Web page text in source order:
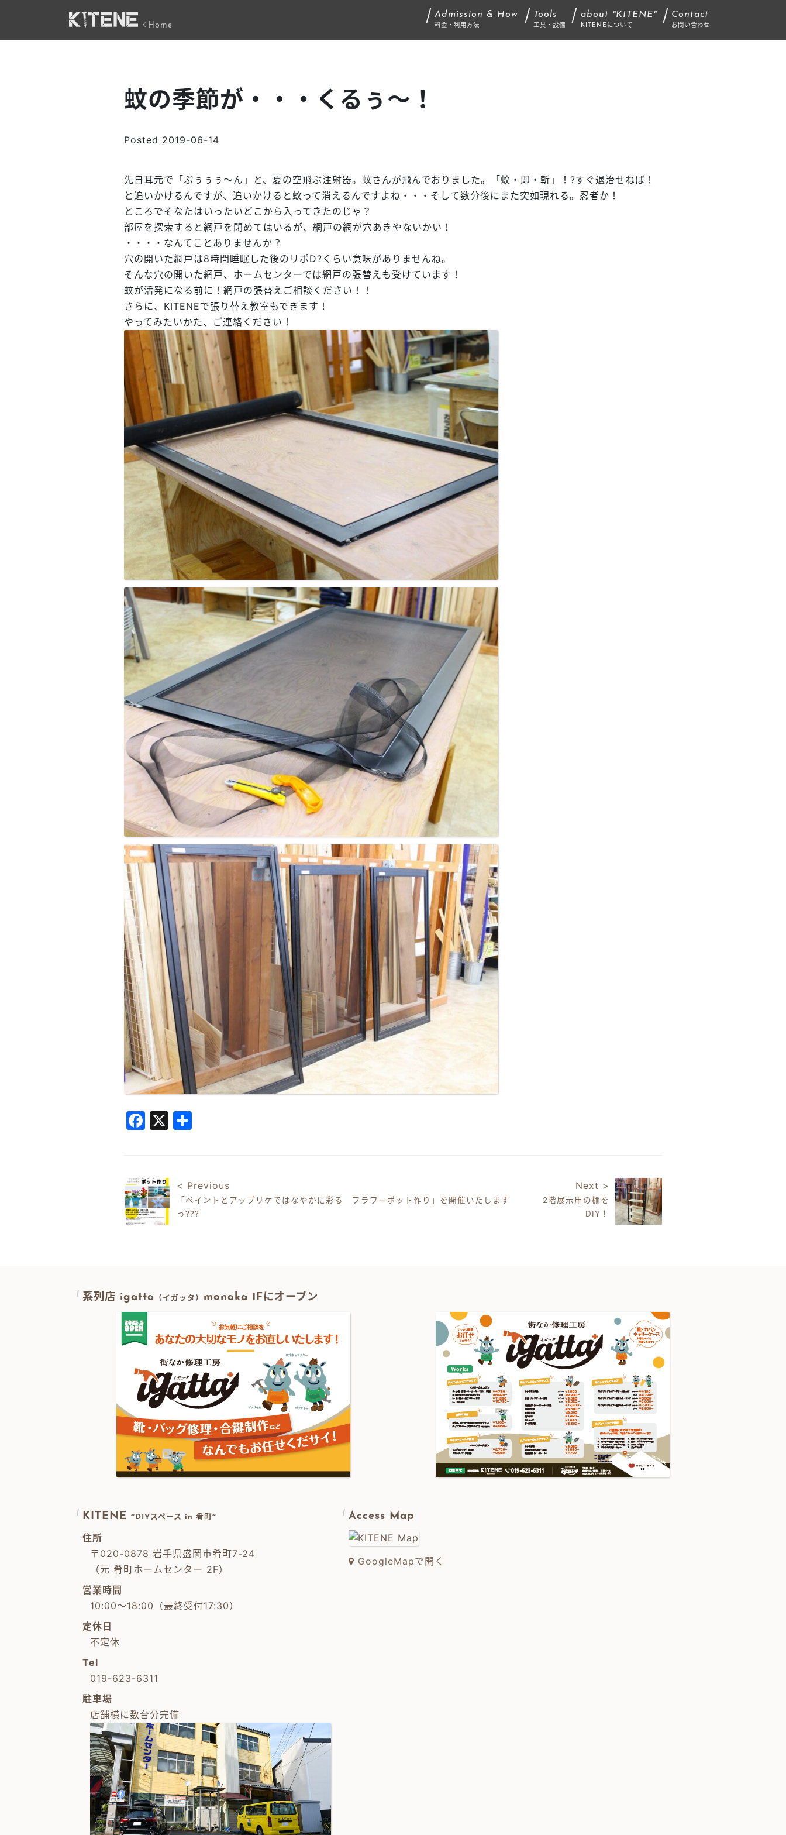
Home 料金・利用方法
Admission & How
工具・設備
Tools
KITENEについて
about "KITENE"
お問い合わせ
Contact
蚊の季節が・・・くるぅ～！
Posted 2019-06-14
先日耳元で「ぷぅぅぅ～ん」と、夏の空飛ぶ注射器。蚊さんが飛んでおりました。 「蚊・即・斬」！ ?すぐ退治せねば！
と追いかけるんですが、追いかけると蚊って消えるんですよね・・・そして数分後にまた突如現れる。忍者か！
ところでそなたはいったいどこから入ってきたのじゃ？
部屋を探索すると網戸を閉めてはいるが、網戸の網が穴あきやないかい！
・・・・なんてことありませんか？
穴の開いた網戸は8時間睡眠した後のリポD? くらい意味がありませんね。
そんな穴の開いた網戸、ホームセンターでは網戸の張替えも受けています！
蚊が活発になる前に！網戸の張替えご相談ください！！
さらに、KITENEで張り替え教室もできます！
やってみたいかた、ご連絡ください！
Facebook
X
投稿ナビゲーション
< Previous
「ペイントとアップリケではなやかに彩る フラワーポット作り」を開催いたします
っ???
Next >
2階展示用の棚を
DIY！
系列店 igatta （イガッタ） monaka 1Fにオープン
KITENE ~DIYスペース in 肴町~
住所
〒020-0878 岩手県盛岡市肴町7-24
（元 肴町ホームセンター 2F）
営業時間
10:00～18:00（最終受付17:30）
定休日
不定休
Tel
019-623-6311
駐車場
店舗横に数台分完備
Access Map
GoogleMapで開く